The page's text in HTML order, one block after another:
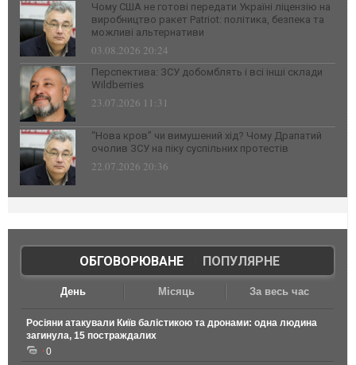
Чому США не готові передати Україні ліцензію на
виробництво ракет Patriot: політика, безпека та
можливі альтернативи
03.08.2026 20:24
Перспектива: ЗСУ добомблять і всі інші склади
Wildberries
23.07.2026 11:31
“Нова кров” чи вимушений хід? Чому Драпатий
очолив ЗСУ на піку суспільних протестів
22.07.2026 20:36
ОБГОВОРЮВАНЕ| ПОПУЛЯРНЕ
День Місяць За весь час
Росіяни атакували Київ балістикою та дронами: одна людина
загинула, 15 постраждалих
0